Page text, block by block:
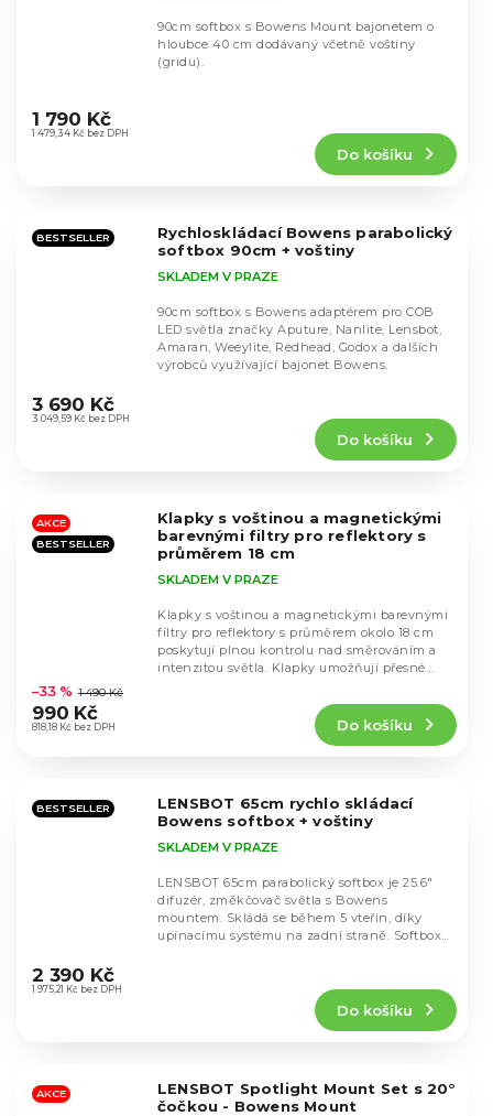
hodnocení
produktu
hvězdiček.
1 479,34 Kč bez DPH
1 790 Kč
Do košíku
90cm softbox s Bowens Mount bajonetem o
hloubce 40 cm dodávaný včetně voštiny
(gridu).
BESTSELLER
Rychloskládací Bowens parabolický
softbox 90cm + voštiny
hodnocení
produktu
hvězdiček.
SKLADEM V PRAZE
3 049,59 Kč bez DPH
3 690 Kč
Do košíku
90cm softbox s Bowens adaptérem pro COB
LED světla značky Aputure, Nanlite, Lensbot,
Amaran, Weeylite, Redhead, Godox a dalších
výrobců využívající bajonet Bowens.
AKCE
BESTSELLER
Klapky s voštinou a magnetickými
barevnými filtry pro reflektory s
průměrem 18 cm
hodnocení
produktu
je
hvězdiček.
SKLADEM V PRAZE
818,18 Kč bez DPH
–33 % 1 490 Kč
990 Kč
Do košíku
Klapky s voštinou a magnetickými barevnými
filtry pro reflektory s průměrem okolo 18 cm
poskytují plnou kontrolu nad směrováním a
intenzitou světla. Klapky umožňují přesné...
BESTSELLER
LENSBOT 65cm rychlo skládací
Bowens softbox + voštiny
hodnocení
produktu
hvězdiček.
SKLADEM V PRAZE
1 975,21 Kč bez DPH
2 390 Kč
Do košíku
LENSBOT 65cm parabolický softbox je 25.6"
difuzér, změkčovač světla s Bowens
mountem. Skládá se během 5 vteřin, díky
upínacímu systému na zadní straně. Softbox
AKCE
LENSBOT Spotlight Mount Set s 20°
čočkou - Bowens Mount